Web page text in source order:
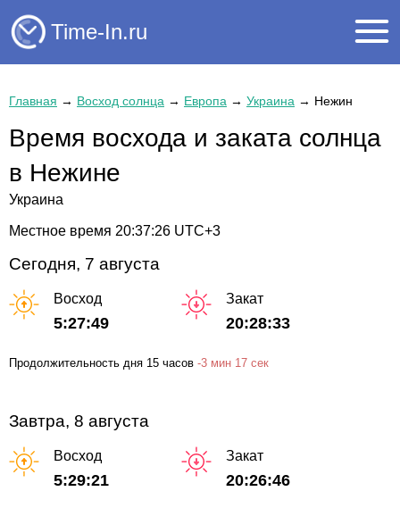
Time-In.ru
Главная → Восход солнца → Европа → Украина → Нежин
Время восхода и заката солнца
в Нежине
Украина
Местное время 20:37:27 UTC+3
Сегодня, 7 августа
Восход
5:27:49
Закат
20:28:33
Продолжительность дня 15 часов -3 мин 17 сек
Завтра, 8 августа
Восход
5:29:21
Закат
20:26:46